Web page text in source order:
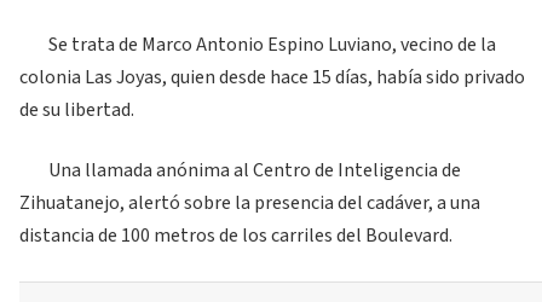
Se trata de Marco Antonio Espino Luviano, vecino de la
colonia Las Joyas, quien desde hace 15 días, había sido privado
de su libertad.
Una llamada anónima al Centro de Inteligencia de
Zihuatanejo, alertó sobre la presencia del cadáver, a una
distancia de 100 metros de los carriles del Boulevard.